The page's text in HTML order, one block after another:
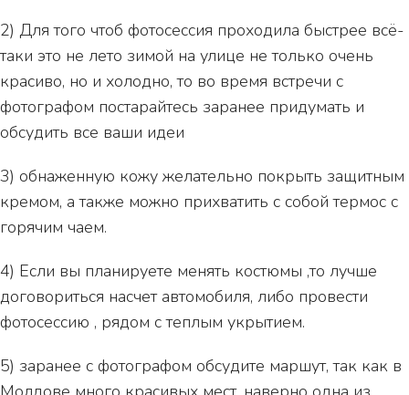
2) Для того чтоб фотосессия проходила быстрее всё-
таки это не лето зимой на улице не только очень
красиво, но и холодно, то во время встречи с
фотографом постарайтесь заранее придумать и
обсудить все ваши идеи
3) обнаженную кожу желательно покрыть защитным
кремом, а также можно прихватить с собой термос с
горячим чаем.
4) Если вы планируете менять костюмы ,то лучше
договориться насчет автомобиля, либо провести
фотосессию , рядом с теплым укрытием.
5) заранее с фотографом обсудите маршут, так как в